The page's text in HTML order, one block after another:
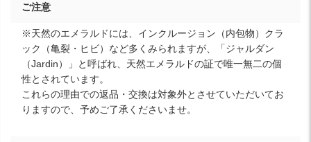
ご注意
※天然のエメラルドには、インクルージョン（内包物）クラ
ック（亀裂・ヒビ）など多くみられますが、「ジャルダン
（Jardin）」と呼ばれ、天然エメラルドの証で唯一無二の個
性とされています。
これらの理由での返品・交換は対象外とさせていただいてお
りますので、予めご了承くださいませ。